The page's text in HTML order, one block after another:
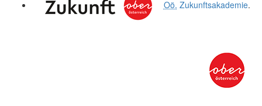
Oö. Zukunftsakademie.